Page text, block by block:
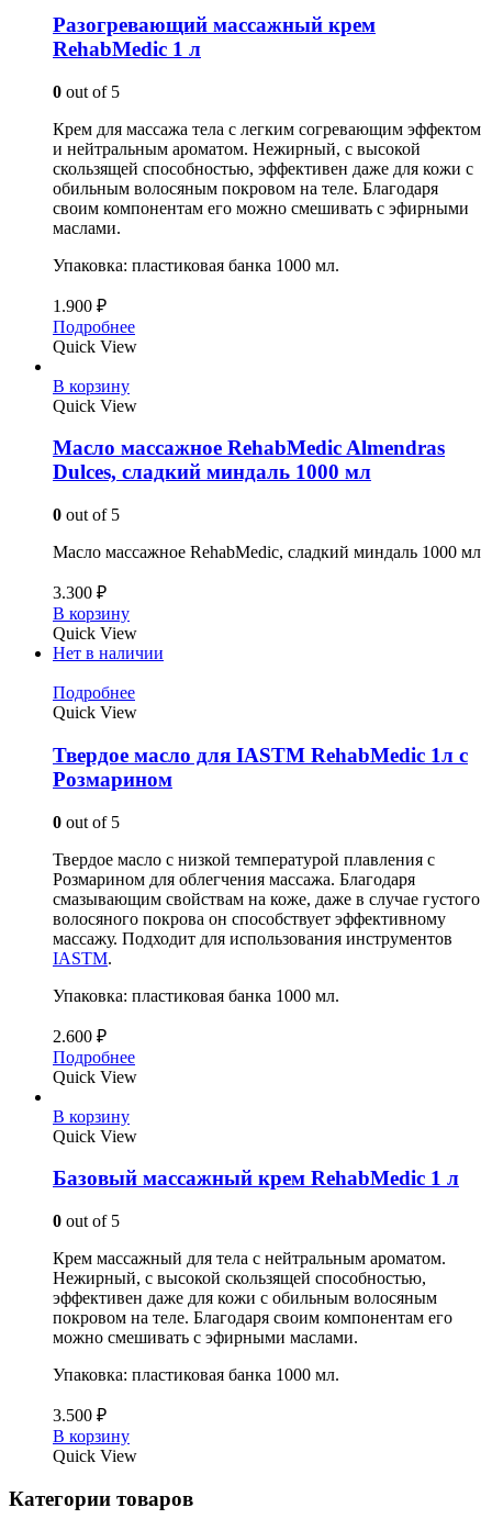
Разогревающий массажный крем
RehabMedic 1 л
0 out of 5
Крем для массажа тела с легким согревающим эффектом
и нейтральным ароматом. Нежирный, с высокой
скользящей способностью, эффективен даже для кожи с
обильным волосяным покровом на теле. Благодаря
своим компонентам его можно смешивать с эфирными
маслами.
Упаковка: пластиковая банка 1000 мл.
1.900 ₽
Подробнее
Quick View
В корзину
Quick View
Масло массажное RehabMedic Almendras
Dulces, сладкий миндаль 1000 мл
0 out of 5
Масло массажное RehabMedic, сладкий миндаль 1000 мл
3.300 ₽
В корзину
Quick View
Нет в наличии
Подробнее
Quick View
Твердое масло для IASTM RehabMedic 1л с
Розмарином
0 out of 5
Твердое масло с низкой температурой плавления с
Розмарином для облегчения массажа. Благодаря
смазывающим свойствам на коже, даже в случае густого
волосяного покрова он способствует эффективному
массажу. Подходит для использования инструментов
IASTM.
Упаковка: пластиковая банка 1000 мл.
2.600 ₽
Подробнее
Quick View
В корзину
Quick View
Базовый массажный крем RehabMedic 1 л
0 out of 5
Крем массажный для тела с нейтральным ароматом.
Нежирный, с высокой скользящей способностью,
эффективен даже для кожи с обильным волосяным
покровом на теле. Благодаря своим компонентам его
можно смешивать с эфирными маслами.
Упаковка: пластиковая банка 1000 мл.
3.500 ₽
В корзину
Quick View
Категории товаров